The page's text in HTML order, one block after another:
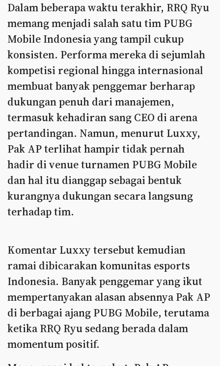
Dalam beberapa waktu terakhir, RRQ Ryu
memang menjadi salah satu tim PUBG
Mobile Indonesia yang tampil cukup
konsisten. Performa mereka di sejumlah
kompetisi regional hingga internasional
membuat banyak penggemar berharap
dukungan penuh dari manajemen,
termasuk kehadiran sang CEO di arena
pertandingan. Namun, menurut Luxxy,
Pak AP terlihat hampir tidak pernah
hadir di venue turnamen PUBG Mobile
dan hal itu dianggap sebagai bentuk
kurangnya dukungan secara langsung
terhadap tim.
Komentar Luxxy tersebut kemudian
ramai dibicarakan komunitas esports
Indonesia. Banyak penggemar yang ikut
mempertanyakan alasan absennya Pak AP
di berbagai ajang PUBG Mobile, terutama
ketika RRQ Ryu sedang berada dalam
momentum positif.